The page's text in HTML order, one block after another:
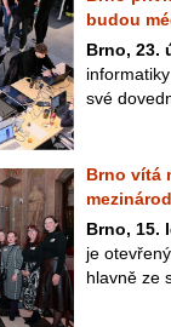
budou
Brno, 23.
své
Brno vítá
Brno, 15.
je
hlavně ze